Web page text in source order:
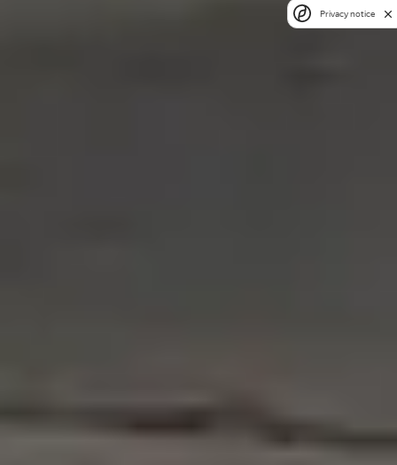
Privacy notice